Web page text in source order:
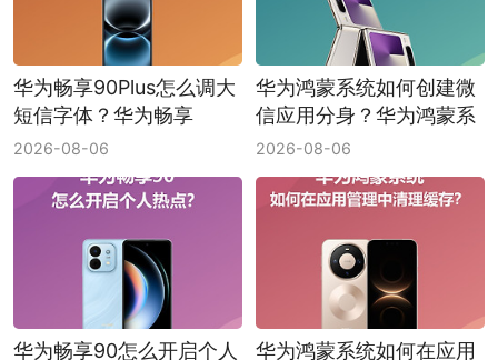
华为畅享90Plus怎么调大
短信字体？华为畅享
90Plus短信字体调大方法
2026-08-06
华为鸿蒙系统如何创建微
信应用分身？华为鸿蒙系
统微信应用分身创建方法
2026-08-06
华为畅享90怎么开启个人
华为鸿蒙系统如何在应用